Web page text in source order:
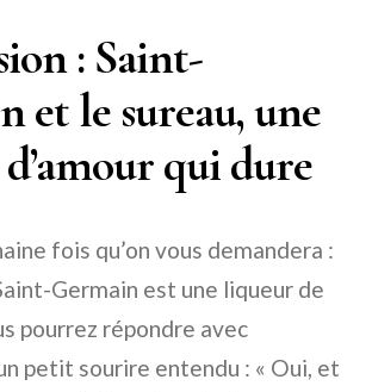
: Saint-
et le sureau, une
qui dure
fois qu’on vous demandera :
Germain est une liqueur de
pourrez répondre avec
petit sourire entendu : « Oui, et